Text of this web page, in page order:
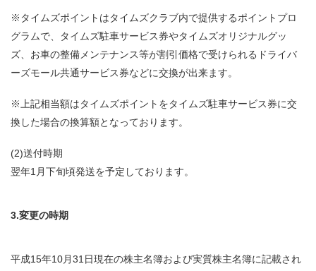
※タイムズポイントはタイムズクラブ内で提供するポイントプロ
グラムで、タイムズ駐車サービス券やタイムズオリジナルグッ
ズ、お車の整備メンテナンス等が割引価格で受けられるドライバ
ーズモール共通サービス券などに交換が出来ます。
※上記相当額はタイムズポイントをタイムズ駐車サービス券に交
換した場合の換算額となっております。
(2)送付時期
翌年1月下旬頃発送を予定しております。
3.変更の時期
平成15年10月31日現在の株主名簿および実質株主名簿に記載され